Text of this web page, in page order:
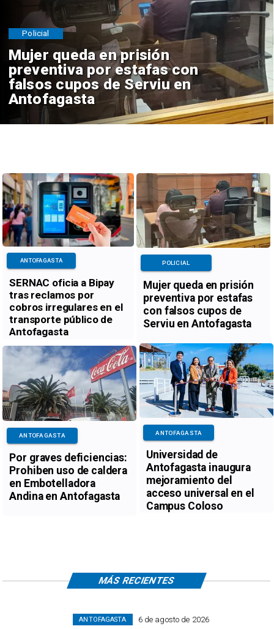
Mujer queda en prisión
preventiva por estafas con
falsos cupos de Serviu en
Antofagasta
Policial
SERNAC oficia a Bipay
tras reclamos por
cobros irregulares en el
transporte público de
Antofagasta
ANTOFAGASTA
Mujer queda en prisión
preventiva por estafas
con falsos cupos de
Serviu en Antofagasta
POLICIAL
Por graves deficiencias:
Prohiben uso de caldera
en Embotelladora
Andina en Antofagasta
ANTOFAGASTA
Universidad de
Antofagasta inaugura
mejoramiento del
acceso universal en el
Campus Coloso
ANTOFAGASTA
6 de agosto de 2026
ANTOFAGASTA
MÁS RECIENTES